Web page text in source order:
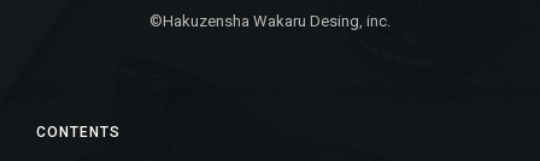
CONTENTS
©Hakuzensha Wakaru Desing, inc.